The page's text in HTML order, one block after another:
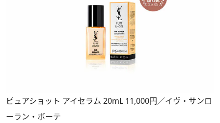
ピュアショット アイセラム 20mL 11,000円／イヴ・サンロ
ーラン・ボーテ